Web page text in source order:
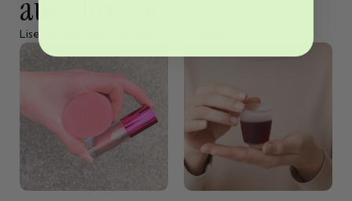
aussi lire ceci...
Lisez et apprenez-en plus sur vos règles.